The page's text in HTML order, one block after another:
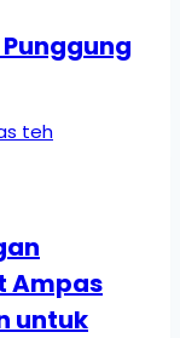
Ampas
untuk